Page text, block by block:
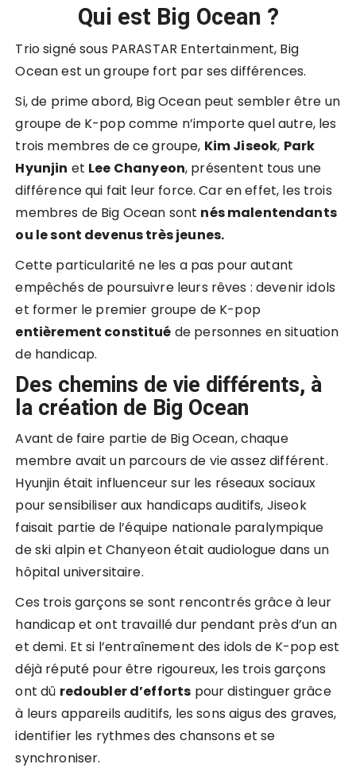
Qui est Big Ocean ?
Trio signé sous PARASTAR Entertainment, Big
Ocean est un groupe fort par ses différences.
Si, de prime abord, Big Ocean peut sembler être un
groupe de K-pop comme n’importe quel autre, les
trois membres de ce groupe, Kim Jiseok, Park
Hyunjin et Lee Chanyeon, présentent tous une
différence qui fait leur force. Car en effet, les trois
membres de Big Ocean sont nés malentendants
ou le sont devenus très jeunes.
Cette particularité ne les a pas pour autant
empêchés de poursuivre leurs rêves : devenir idols
et former le premier groupe de K-pop
entièrement constitué de personnes en situation
de handicap.
Des chemins de vie différents, à
la création de Big Ocean
Avant de faire partie de Big Ocean, chaque
membre avait un parcours de vie assez différent.
Hyunjin était influenceur sur les réseaux sociaux
pour sensibiliser aux handicaps auditifs, Jiseok
faisait partie de l’équipe nationale paralympique
de ski alpin et Chanyeon était audiologue dans un
hôpital universitaire.
Ces trois garçons se sont rencontrés grâce à leur
handicap et ont travaillé dur pendant près d’un an
et demi. Et si l’entraînement des idols de K-pop est
déjà réputé pour être rigoureux, les trois garçons
ont dû redoubler d’efforts pour distinguer grâce
à leurs appareils auditifs, les sons aigus des graves,
identifier les rythmes des chansons et se
synchroniser.